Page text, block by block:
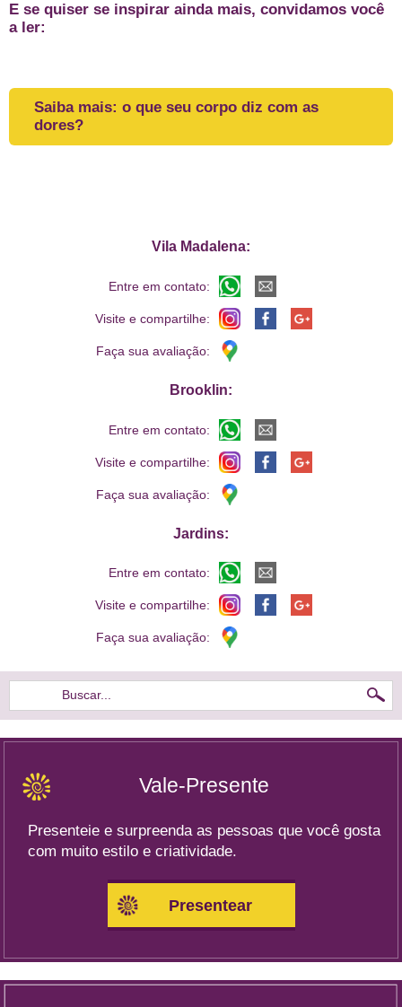
E se quiser se inspirar ainda mais, convidamos você
a ler:
Saiba mais: o que seu corpo diz com as
dores?
Vila Madalena:
Entre em contato:
Visite e compartilhe:
Faça sua avaliação:
Brooklin:
Entre em contato:
Visite e compartilhe:
Faça sua avaliação:
Jardins:
Entre em contato:
Visite e compartilhe:
Faça sua avaliação:
Buscar...
Vale-Presente
Presenteie e surpreenda as pessoas que você gosta
com muito estilo e criatividade.
Presentear